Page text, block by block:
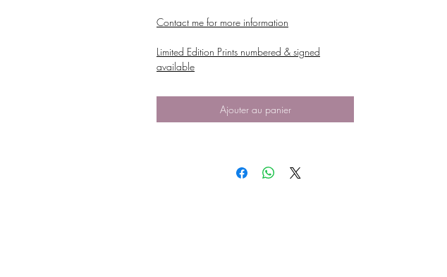
Contact me for more information
Limited Edition Prints numbered & signed
available
Ajouter au panier